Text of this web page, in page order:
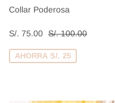
Collar Poderosa
Precio
de
venta
S/. 75.00 S/.
75.00
Precio habitual
S/. 100.00
AHORRA S/. 25